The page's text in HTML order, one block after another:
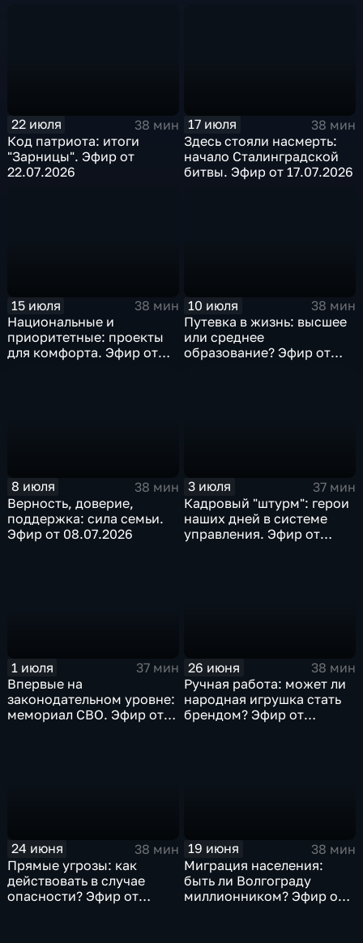
22 июля
38 мин
Код патриота: итоги
"Зарницы". Эфир от
22.07.2026
17 июля
38 мин
Здесь стояли насмерть:
начало Сталинградской
битвы. Эфир от 17.07.2026
15 июля
38 мин
Национальные и
приоритетные: проекты
для комфорта. Эфир от
10 июля
38 мин
Путевка в жизнь: высшее
или среднее
образование? Эфир от
8 июля
38 мин
Верность, доверие,
поддержка: сила семьи.
Эфир от 08.07.2026
3 июля
37 мин
Кадровый "штурм": герои
наших дней в системе
управления. Эфир от
1 июля
37 мин
Впервые на
законодательном уровне:
мемориал СВО. Эфир от
26 июня
38 мин
Ручная работа: может ли
народная игрушка стать
брендом? Эфир от
24 июня
38 мин
Прямые угрозы: как
действовать в случае
опасности? Эфир от
19 июня
38 мин
Миграция населения:
быть ли Волгограду
миллионником? Эфир от